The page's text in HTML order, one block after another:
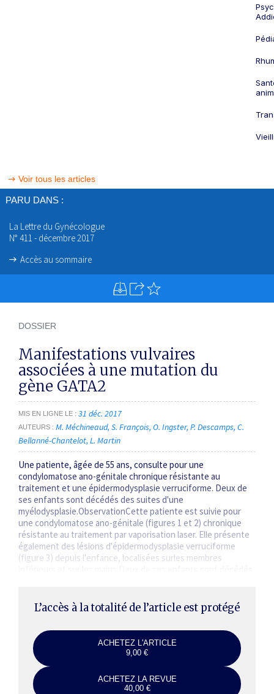
Voir tous les articles
PARU DANS :
La Lettre du Gynécologue
N° 411 - décembre 2017
Accès au sommaire
DOSSIER
Manifestations vulvaires
associées à une mutation du
gène GATA2
MIS EN LIGNE LE 31 déc. 2017
AUTEURS M. Méchineaud S. François O. Ingster P. Descamps C.
Bellanné-Chantelot L. Martin
Une patiente, âgée de 55 ans, consulte pour une
condylomatose ano-génitale chronique résistante au
traitement et une épidermodysplasie verruciforme. Deux de
ses enfants sont décédés des suites d'une
myélodysplasie.ObservationCette patiente est suivie pour
une condylomatose ano-génitale (figures 1 et 2) chronique
résistante au traitement par vaporisation laser. Elle présente
également des lésions d'épidermodysplasie verruciforme
(figure 3) depuis l'enfance, localisées surles membres
L’accès à la totalité de l’article est protégé
ACHETEZ L'ARTICLE
9,00 €
ACHETEZ LA REVUE
40,00 €